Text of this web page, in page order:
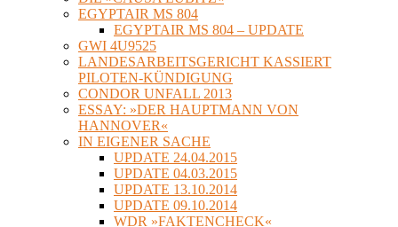
EGYPTAIR MS 804
EGYPTAIR MS 804 – UPDATE
GWI 4U9525
LANDESARBEITSGERICHT KASSIERT
PILOTEN-KÜNDIGUNG
CONDOR UNFALL 2013
ESSAY: »DER HAUPTMANN VON
HANNOVER«
IN EIGENER SACHE
UPDATE 24.04.2015
UPDATE 04.03.2015
UPDATE 13.10.2014
UPDATE 09.10.2014
WDR »FAKTENCHECK«